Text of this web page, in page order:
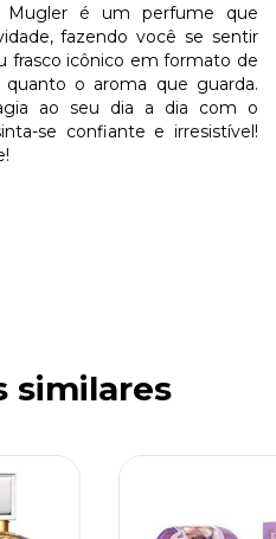
Mugler é um perfume que
fazendo você se sentir
frasco icônico em formato de
o aroma que guarda.
ao seu dia a dia com o
se confiante e irresistível!
similares